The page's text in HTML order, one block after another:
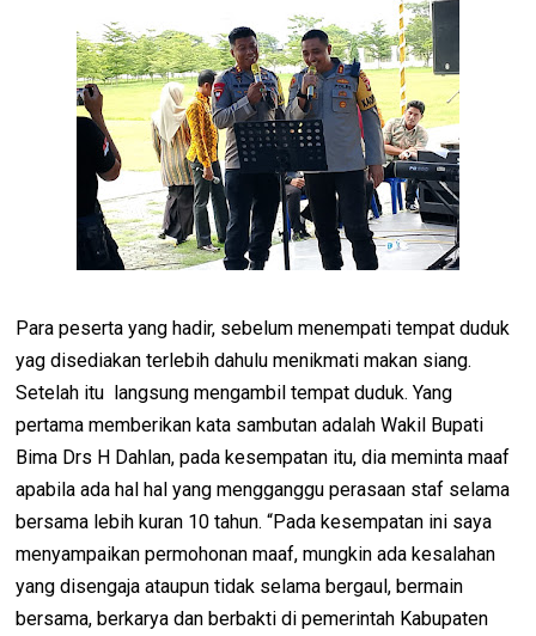
Para peserta yang hadir, sebelum menempati tempat duduk
yag disediakan terlebih dahulu menikmati makan siang.
Setelah itu langsung mengambil tempat duduk. Yang
pertama memberikan kata sambutan adalah Wakil Bupati
Bima Drs H Dahlan, pada kesempatan itu, dia meminta maaf
apabila ada hal hal yang mengganggu perasaan staf selama
bersama lebih kuran 10 tahun. “Pada kesempatan ini saya
menyampaikan permohonan maaf, mungkin ada kesalahan
yang disengaja ataupun tidak selama bergaul, bermain
bersama, berkarya dan berbakti di pemerintah Kabupaten